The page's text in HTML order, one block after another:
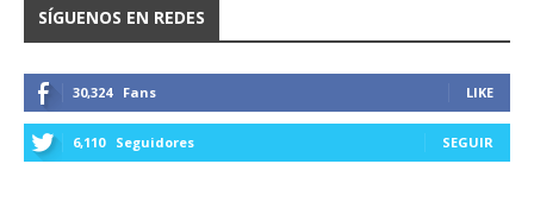
SÍGUENOS EN REDES
30,324 Fans LIKE
6,110 Seguidores SEGUIR